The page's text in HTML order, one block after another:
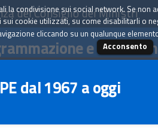
del Consiglio dei Ministri
e il
dal 1967 a oggi
la condivisione sui social network. Se
cookie utilizzati, su come disabilitarli o
cliccando su un qualunque
Acconsento